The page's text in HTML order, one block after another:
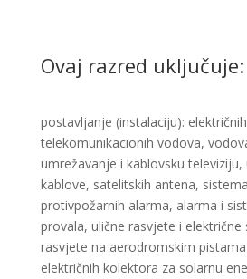
Ovaj razred uključuje:
postavljanje (instalaciju):
telekomunikacionih vodova,
umrežavanje i kablovsku
kablove, satelitskih antena,
protivpožarnih alarma, alarma i
provala, ulične rasvjete i električne
rasvjete na aerodromskim
električnih kolektora za solarnu